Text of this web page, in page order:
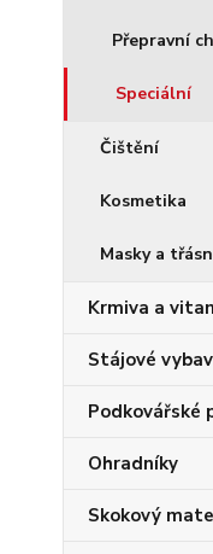
Přepravní
Speciální
Čištění
Kosmetika
Masky a
Krmiva a
Stájové
Podkovářské
Ohradníky
Skokový